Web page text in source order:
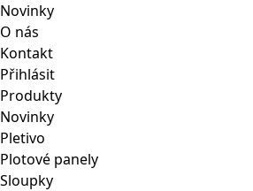
Novinky
O nás
Kontakt
Přihlásit
Produkty
Novinky
Pletivo
Plotové panely
Sloupky